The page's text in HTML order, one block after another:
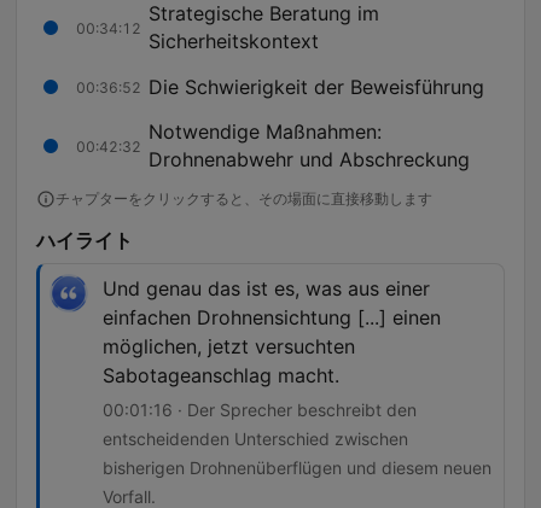
00:34:12
Strategische Beratung im
Sicherheitskontext
00:36:52 Die Schwierigkeit der Beweisführung
00:42:32
Notwendige Maßnahmen:
Drohnenabwehr und Abschreckung
チャプターをクリックすると、その場面に直接移動します
ハイライト
Und genau das ist es, was aus einer
einfachen Drohnensichtung [...] einen
möglichen, jetzt versuchten
Sabotageanschlag macht.
00:01:16 · Der Sprecher beschreibt den
entscheidenden Unterschied zwischen
bisherigen Drohnenüberflügen und diesem neuen
Vorfall.